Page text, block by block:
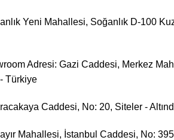
Yeni Mahallesi, Soğanlık D-100
Adresi: Gazi Caddesi, Merkez
Türkiye
Caddesi, No: 20, Siteler -
Mahallesi, İstanbul Caddesi, No: